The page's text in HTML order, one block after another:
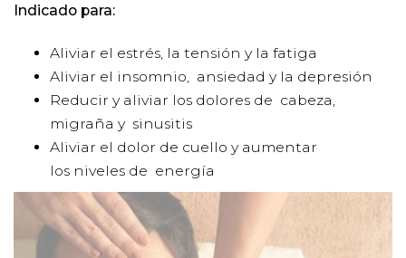
Indicado para:
Aliviar el estrés, la tensión y la fatiga
Aliviar el insomnio, ansiedad y la depresión
Reducir y aliviar los dolores de cabeza,
migraña y sinusitis
Aliviar el dolor de cuello y aumentar
los niveles de energía